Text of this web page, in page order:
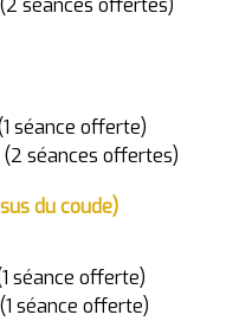
séance offerte)
(2 séances offertes)
du coude)
séance offerte)
séance offerte)